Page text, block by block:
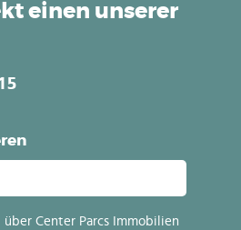
Center Parcs Immobilien
einen unserer